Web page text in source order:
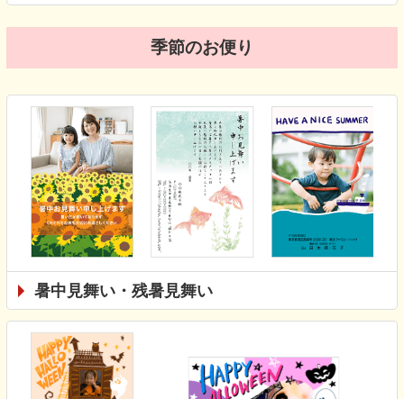
季節のお便り
暑中見舞い・残暑見舞い